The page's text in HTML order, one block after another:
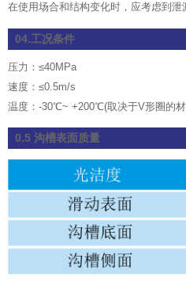
在使用场合和结构变化时，应考虑到
04.工况条件
压力：≤40MPa
速度：≤0.5m/s
温度：-30℃~ +200℃(取决于V形圈的
0.5 沟槽表面质量